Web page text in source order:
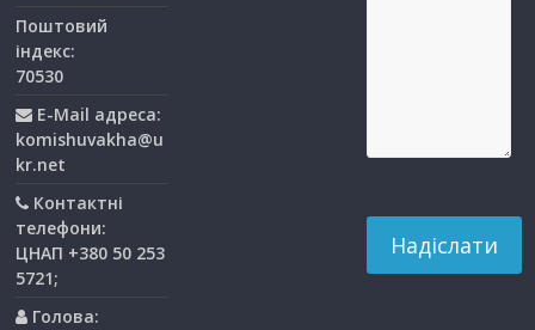
Поштовий
індекс:
70530
E-Mail адреса:
komishuvakha@u
kr.net
Контактні
телефони:
ЦНАП +380 50 253
5721;
Голова: